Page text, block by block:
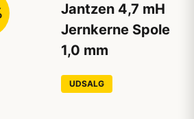
Jantzen 4,7 mH
Jernkerne Spole
1,0 mm
UDSALG